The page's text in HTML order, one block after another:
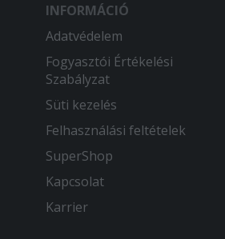
INFORMÁCIÓ
Adatvédelem
Fogyasztói Értékelési
Szabályzat
Süti kezelés
Felhasználási feltételek
SuperShop
Kapcsolat
Karrier